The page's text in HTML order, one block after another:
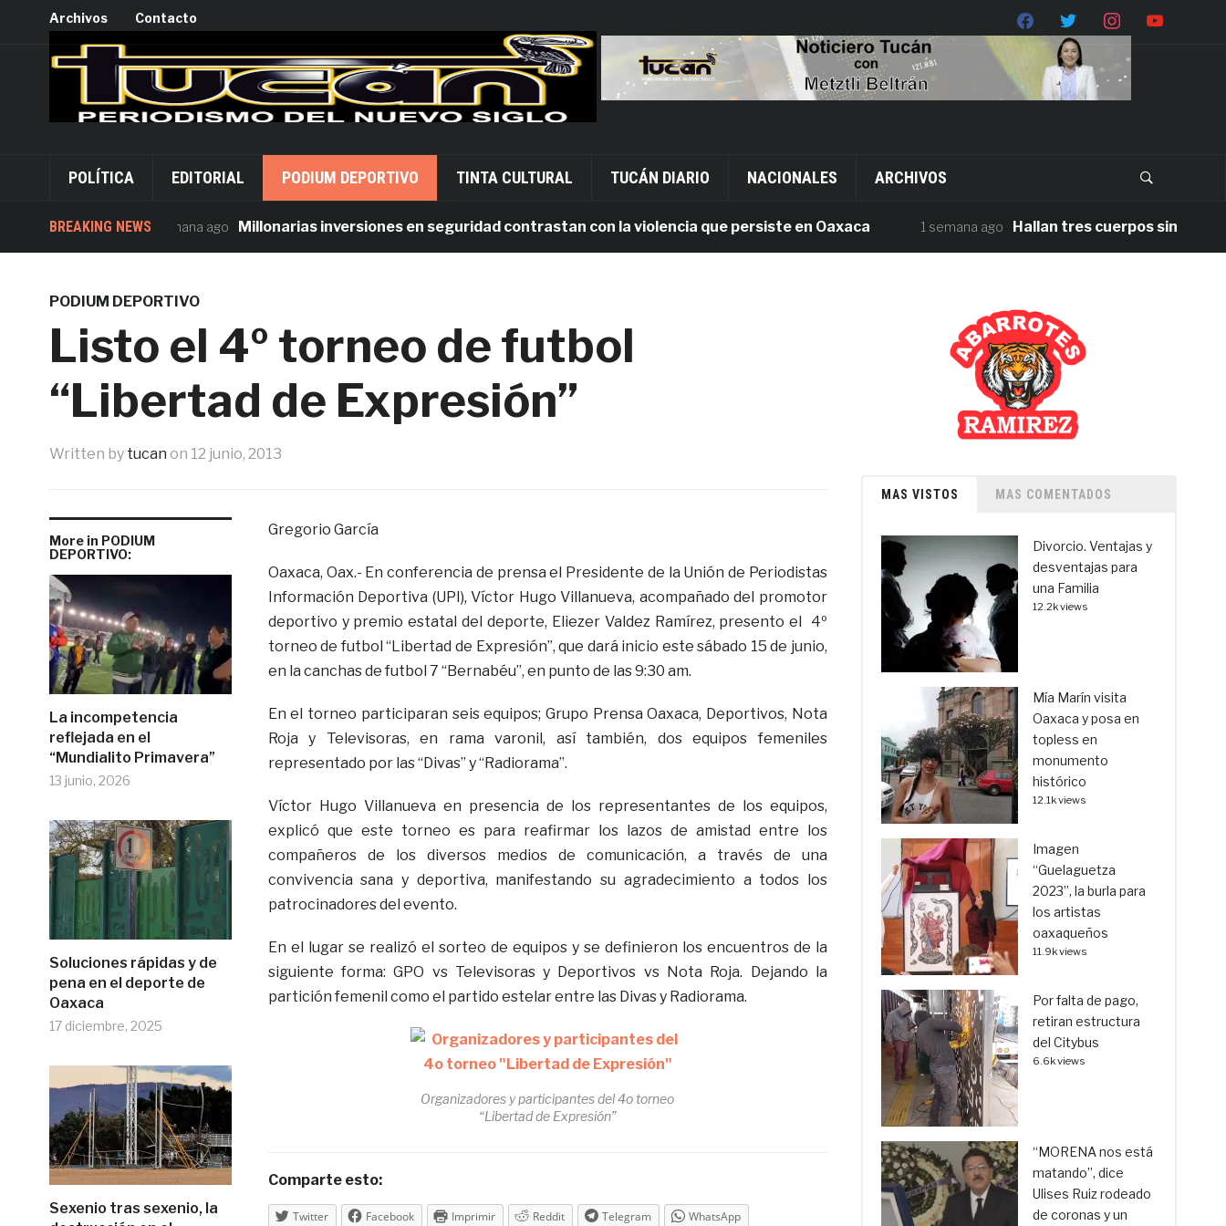
Archivos Contacto
POLÍTICA EDITORIAL PODIUM DEPORTIVO TINTA CULTURAL TUCÁN DIARIO NACIONALES ARCHIVOS
BREAKING NEWS
1 semana ago Millonarias inversiones en seguridad contrastan con la violencia que persiste en Oaxaca 1 semana ago Hallan tres cuerpos sin vida en la
PODIUM DEPORTIVO
Listo el 4º torneo de futbol
“Libertad de Expresión”
Written by tucan on 12 junio, 2013
More in PODIUM
DEPORTIVO:
La incompetencia
reflejada en el
“Mundialito Primavera”
13 junio, 2026
Soluciones rápidas y de
pena en el deporte de
Oaxaca
17 diciembre, 2025
Sexenio tras sexenio, la
Gregorio García
Oaxaca, Oax.- En conferencia de prensa el Presidente de la Unión de Periodistas
Información Deportiva (UPI), Víctor Hugo Villanueva, acompañado del promotor
deportivo y premio estatal del deporte, Eliezer Valdez Ramírez, presento el 4º
torneo de futbol “Libertad de Expresión”, que dará inicio este sábado 15 de junio,
en la canchas de futbol 7 “Bernabéu”, en punto de las 9:30 am.
En el torneo participaran seis equipos; Grupo Prensa Oaxaca, Deportivos, Nota
Roja y Televisoras, en rama varonil, así también, dos equipos femeniles
representado por las “Divas” y “Radiorama”.
Víctor Hugo Villanueva en presencia de los representantes de los equipos,
explicó que este torneo es para reafirmar los lazos de amistad entre los
compañeros de los diversos medios de comunicación, a través de una
convivencia sana y deportiva, manifestando su agradecimiento a todos los
patrocinadores del evento.
En el lugar se realizó el sorteo de equipos y se definieron los encuentros de la
siguiente forma: GPO vs Televisoras y Deportivos vs Nota Roja. Dejando la
partición femenil como el partido estelar entre las Divas y Radiorama.
Organizadores y participantes del 4o torneo
“Libertad de Expresión”
Comparte esto:
Twitter Facebook Imprimir Reddit Telegram
WhatsApp
MAS VISTOS MAS COMENTADOS
Divorcio. Ventajas y
desventajas para
una Familia
12.2k views
Mía Marín visita
Oaxaca y posa en
topless en
monumento
histórico
12.1k views
Imagen
“Guelaguetza
2023”, la burla para
los artistas
oaxaqueños
11.9k views
Por falta de pago,
retiran estructura
del Citybus
6.6k views
“MORENA nos está
matando”, dice
Ulises Ruiz rodeado
de coronas y un